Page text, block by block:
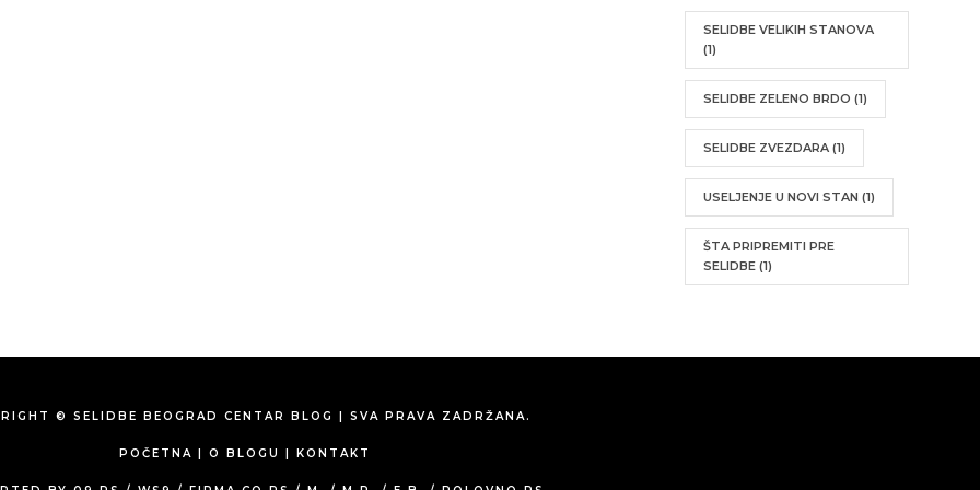
SELIDBE VELIKIH STANOVA
(1)
SELIDBE ZELENO BRDO (1)
SELIDBE ZVEZDARA (1)
USELJENJE U NOVI STAN (1)
ŠTA PRIPREMITI PRE
SELIDBE (1)
© SELIDBE BEOGRAD CENTAR BLOG | SVA PRAVA ZADRŽANA.
POČETNA | O BLOGU | KONTAKT